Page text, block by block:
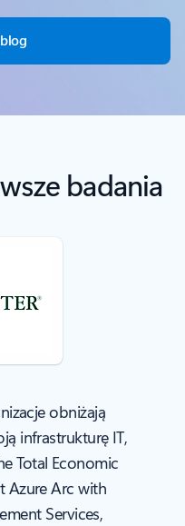
badania
obniżają
infrastrukturę IT,
Total Economic
Arc with
Services,